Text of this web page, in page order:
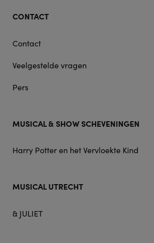
CONTACT
Contact
Veelgestelde vragen
Pers
MUSICAL & SHOW SCHEVENINGEN
Harry Potter en het Vervloekte Kind
MUSICAL UTRECHT
& JULIET